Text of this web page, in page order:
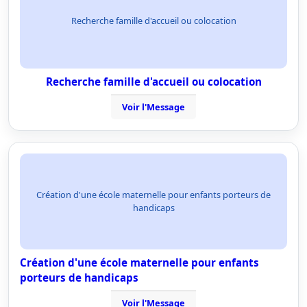
Recherche famille d'accueil ou colocation
Recherche famille d'accueil ou colocation
Voir l'Message
Création d'une école maternelle pour enfants porteurs de
handicaps
Création d'une école maternelle pour enfants
porteurs de handicaps
Voir l'Message